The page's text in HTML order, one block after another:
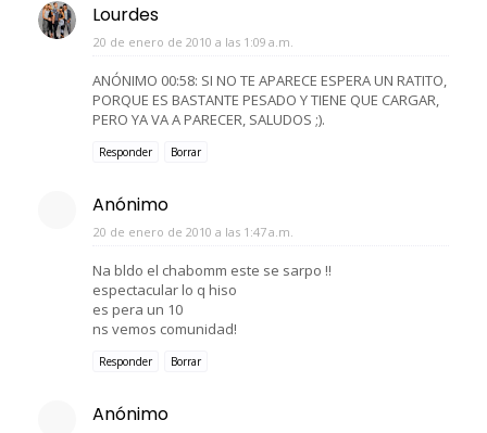
Lourdes
20 de enero de 2010 a las 1:09 a.m.
ANÓNIMO 00:58: SI NO TE APARECE ESPERA UN RATITO,
PORQUE ES BASTANTE PESADO Y TIENE QUE CARGAR,
PERO YA VA A PARECER, SALUDOS ;).
Responder Borrar
Anónimo
20 de enero de 2010 a las 1:47 a.m.
Na bldo el chabomm este se sarpo !!
espectacular lo q hiso
es pera un 10
ns vemos comunidad!
Responder Borrar
Anónimo